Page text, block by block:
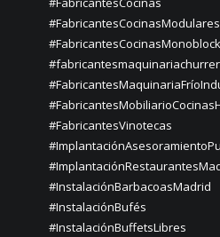
#FabricantesVinotecas
#InstalaciónBarbacoasMadrid
#InstalaciónBufés
#InstalaciónBuffetsLibres